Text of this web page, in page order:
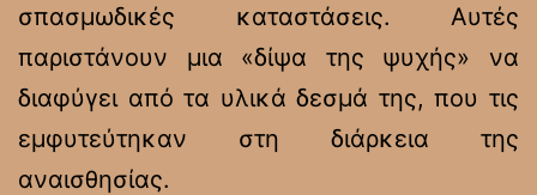
σπασμωδικές καταστάσεις. Αυτές
παριστάνουν μια «δίψα της ψυχής» να
διαφύγει από τα υλικά δεσμά της, που τις
εμφυτεύτηκαν στη διάρκεια της
αναισθησίας.